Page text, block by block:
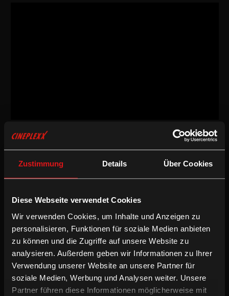
Zustimmung Details Über Cookies
Diese Webseite verwendet Cookies
Wir verwenden Cookies, um Inhalte und Anzeigen zu
personalisieren, Funktionen für soziale Medien anbieten
zu können und die Zugriffe auf unsere Website zu
analysieren. Außerdem geben wir Informationen zu Ihrer
Verwendung unserer Website an unsere Partner für
soziale Medien, Werbung und Analysen weiter. Unsere
Partner führen diese Informationen möglicherweise mit
Science Fiction
Regie:Ursula Pürrer, Dietmar Schipek, Ashley Hans Scheirl
Kamera:Dietmar Schipek
Besetzung:Luise Kubelka, Anthony Escott, Gabriele
Szekatsch, Margarete Neumann, Ashley Hans Scheirl, u. a.
Science Fiction
ROTE OHREN FETZEN DURCH ASCHE ist ein Pop-Science-
Fiction-Lesben-Fantasy-Spielfilm, der im Jahr 2700 in der